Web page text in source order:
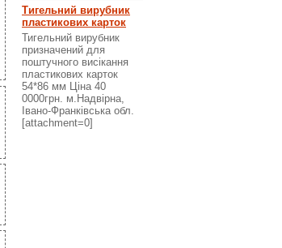
Тигельний вирубник
пластикових карток
Тигельний вирубник
призначений для
поштучного висікання
пластикових карток
54*86 мм Ціна 40
0000грн. м.Надвірна,
Івано-Франківська обл.
[attachment=0]